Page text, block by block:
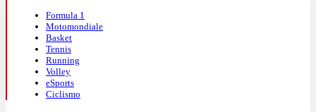
Formula 1
Motomondiale
Basket
Tennis
Running
Volley
eSports
Ciclismo